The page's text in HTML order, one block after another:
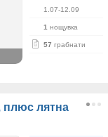
1.07-12.09
1 нощувка
57 грабнати
плюс лятна